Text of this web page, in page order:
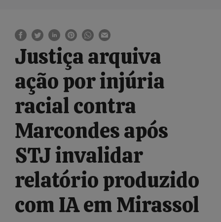
Justiça arquiva
ação por injúria
racial contra
Marcondes após
STJ invalidar
relatório produzido
com IA em Mirassol